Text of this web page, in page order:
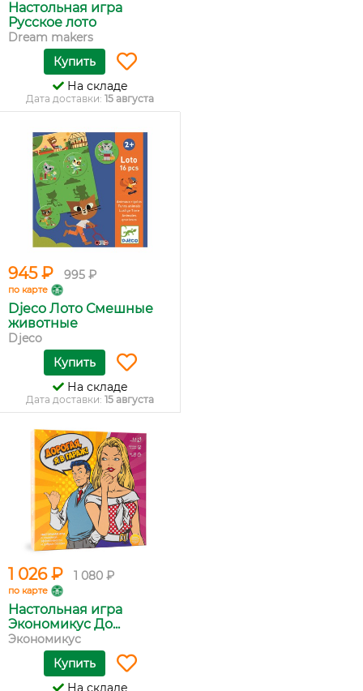
Настольная игра
Русское лото
Dream makers
Купить
На складе
Дата доставки: 15 августа
945 ₽ 995 ₽
по карте
Djeco Лото Смешные
животные
Djeco
Купить
На складе
Дата доставки: 15 августа
1 026 ₽ 1 080 ₽
по карте
Настольная игра
Экономикус До...
Экономикус
Купить
На складе